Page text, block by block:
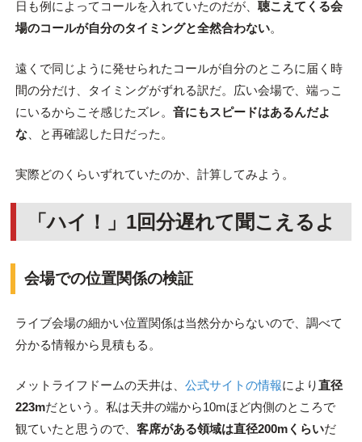
日も例によってコールを入れていたのだが、 聴こえてくる会
場のコールが自分のタイミングと全然合わない。
遠くで同じように発せられたコールが自分のところに届く時
間の分だけ、タイミングがずれる訳だ。広い会場で、端っこ
にいるからこそ感じたズレ。 音にもスピードはあるんだよ
な、と再確認した日だった。
実際どのくらいずれていたのか、計算してみよう。
「ハイ！」1回分遅れて聞こえるよ
会場での位置関係の検証
ライブ会場の細かい位置関係は当然分からないので、調べて
分かる情報から見積もる。
メットライフドームの天井は、 公式サイトの情報により直径
223mだという。私は天井の端から10mほど内側のところで
観ていたと思うので、 客席がある領域は直径200mくらいだ